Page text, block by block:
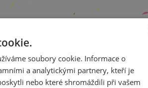
ENGLISH
soubory cookie. Informace o
a analytickými partnery, kteří je
nebo které shromáždili při vašem